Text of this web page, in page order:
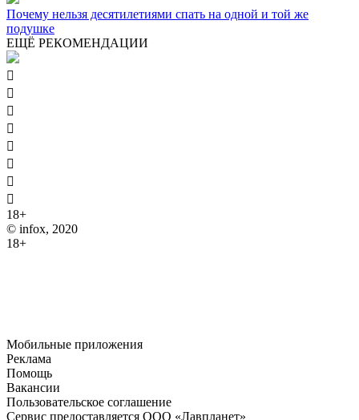
Почему нельзя десятилетиями спать на одной и той же
подушке
ЕЩЁ РЕКОМЕНДАЦИИ








18+
© infox, 2020
18+
Мобильные приложения
Реклама
Помощь
Вакансии
Пользовательское соглашение
Сервис предоставляется ООО «Лавпланет»